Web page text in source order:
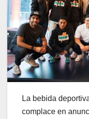
La bebida
complace en